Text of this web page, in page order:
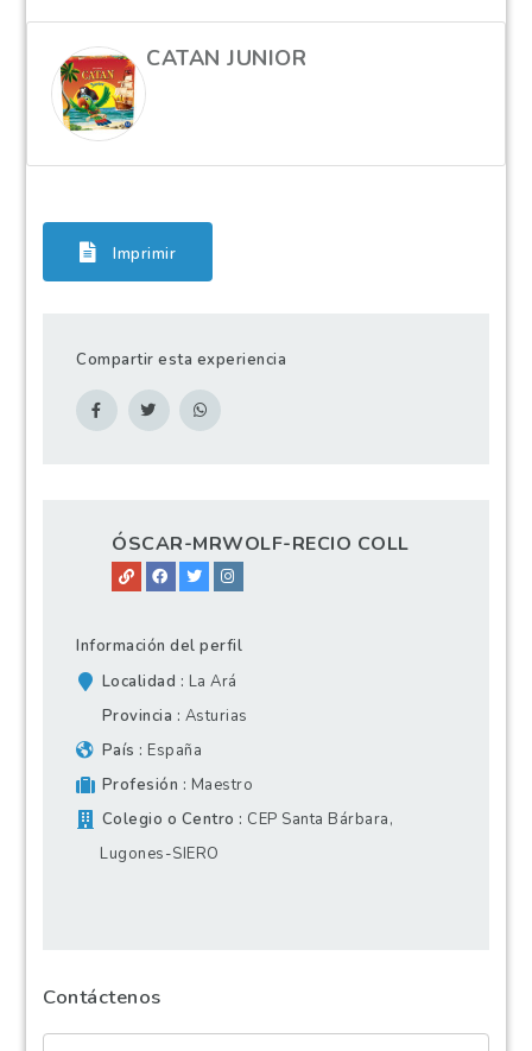
CATAN JUNIOR
Imprimir
Compartir esta experiencia
ÓSCAR-MRWOLF-RECIO COLL
Información del perfil
Localidad
La Ará
Provincia
Asturias
País
España
Profesión
Maestro
Colegio o Centro
CEP Santa Bárbara,
Lugones-SIERO
Contáctenos